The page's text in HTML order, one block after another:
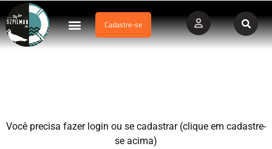
Cadastre-se
Cap.5.c – Parques Aquáticos e Similares
Você precisa fazer login ou se cadastrar (clique em cadastre-
se acima)